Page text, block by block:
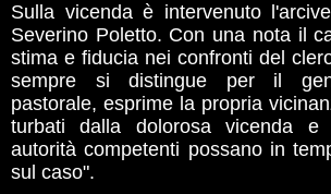
Sulla vicenda è intervenuto
Severino Poletto. Con una nota il
stima e fiducia nei confronti del
sempre si distingue per il
pastorale, esprime la propria
turbati dalla dolorosa vicenda
autorità competenti possano in
sul caso".